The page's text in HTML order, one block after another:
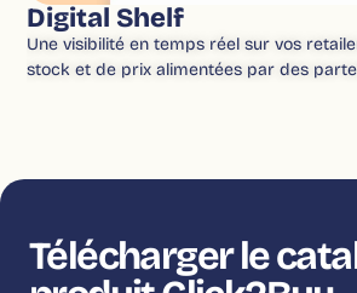
Digital Shelf
Une visibilité en temps réel sur vos
stock et de prix alimentées par des
Télécharger le